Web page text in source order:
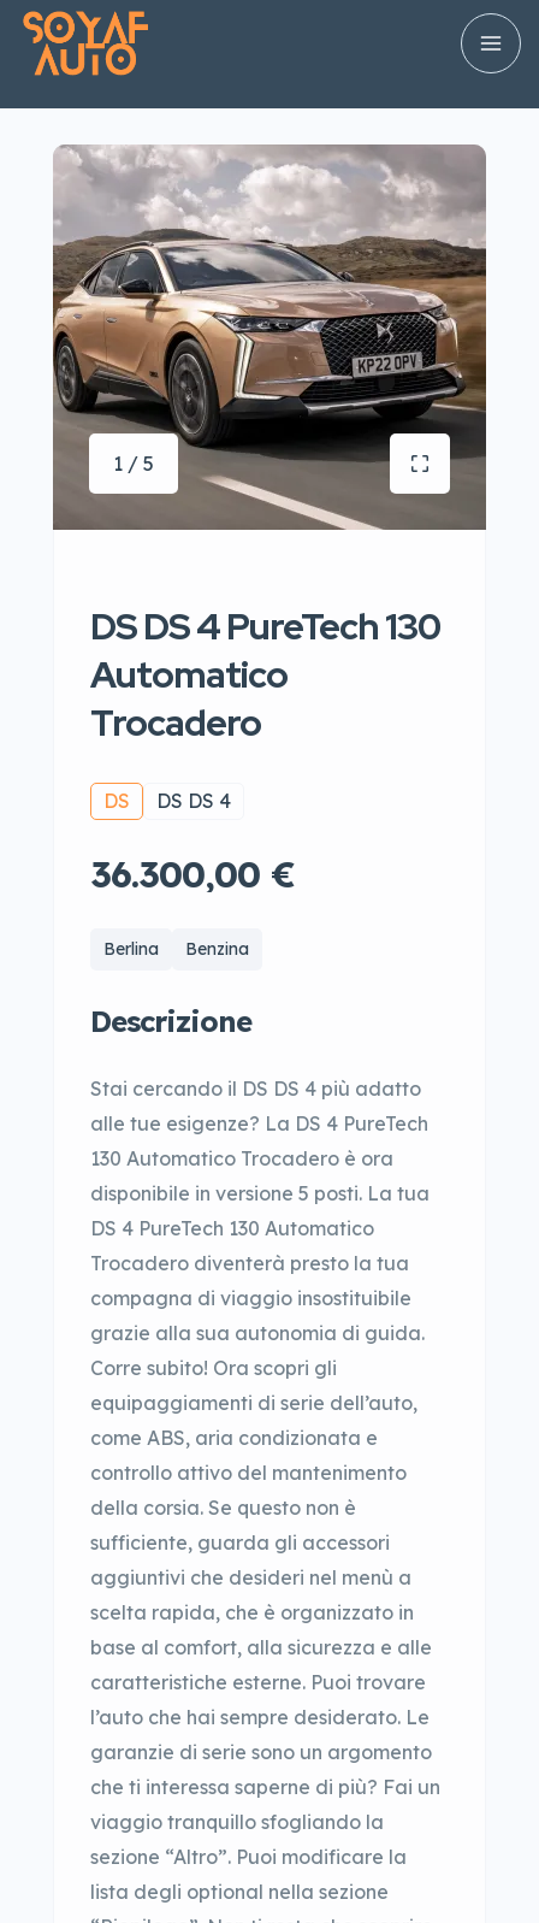
1 / 5
DS DS 4 PureTech 130
Automatico
Trocadero
DS DS DS 4
36.300,00 €
Berlina Benzina
Descrizione
Stai cercando il DS DS 4 più adatto
alle tue esigenze? La DS 4 PureTech
130 Automatico Trocadero è ora
disponibile in versione 5 posti. La tua
DS 4 PureTech 130 Automatico
Trocadero diventerà presto la tua
compagna di viaggio insostituibile
grazie alla sua autonomia di guida.
Corre subito! Ora scopri gli
equipaggiamenti di serie dell’auto,
come ABS, aria condizionata e
controllo attivo del mantenimento
della corsia. Se questo non è
sufficiente, guarda gli accessori
aggiuntivi che desideri nel menù a
scelta rapida, che è organizzato in
base al comfort, alla sicurezza e alle
caratteristiche esterne. Puoi trovare
l’auto che hai sempre desiderato. Le
garanzie di serie sono un argomento
che ti interessa saperne di più? Fai un
viaggio tranquillo sfogliando la
sezione “Altro”. Puoi modificare la
lista degli optional nella sezione